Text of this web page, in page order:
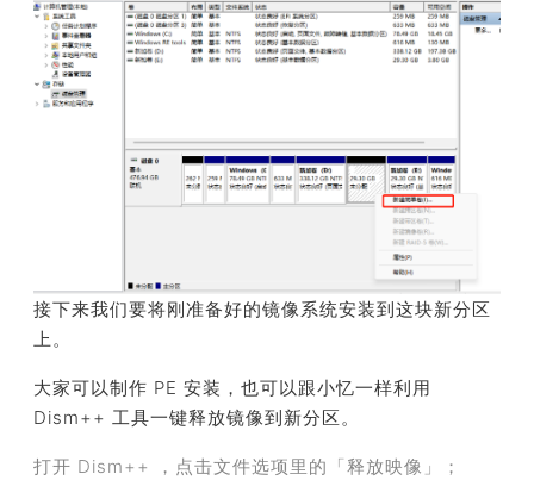
接下来我们要将刚准备好的镜像系统安装到这块新分区
上。
大家可以制作 PE 安装，也可以跟小忆一样利用
Dism++ 工具一键释放镜像到新分区。
打开 Dism++ ，点击文件选项里的「释放映像」；